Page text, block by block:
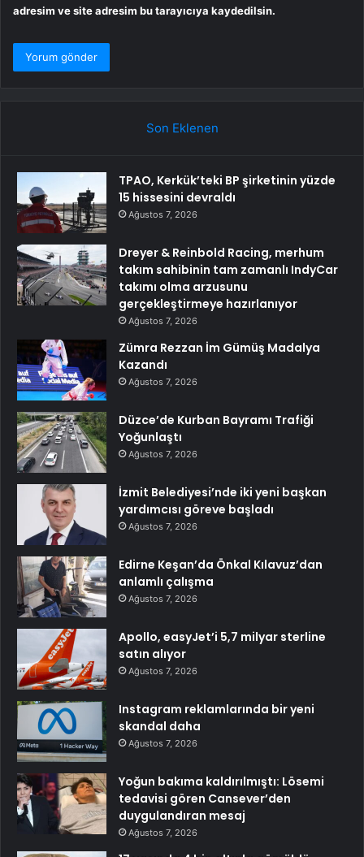
adresim ve site adresim bu tarayıcıya kaydedilsin.
Son Eklenen
TPAO, Kerkük’teki BP şirketinin yüzde
15 hissesini devraldı
Ağustos 7, 2026
Dreyer & Reinbold Racing, merhum
takım sahibinin tam zamanlı IndyCar
takımı olma arzusunu
gerçekleştirmeye hazırlanıyor
Ağustos 7, 2026
Zümra Rezzan İm Gümüş Madalya
Kazandı
Ağustos 7, 2026
Düzce’de Kurban Bayramı Trafiği
Yoğunlaştı
Ağustos 7, 2026
İzmit Belediyesi’nde iki yeni başkan
yardımcısı göreve başladı
Ağustos 7, 2026
Edirne Keşan’da Önkal Kılavuz’dan
anlamlı çalışma
Ağustos 7, 2026
Apollo, easyJet’i 5,7 milyar sterline
satın alıyor
Ağustos 7, 2026
Instagram reklamlarında bir yeni
skandal daha
Ağustos 7, 2026
Yoğun bakıma kaldırılmıştı: Lösemi
tedavisi gören Cansever’den
duygulandıran mesaj
Ağustos 7, 2026